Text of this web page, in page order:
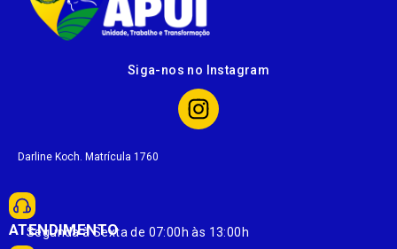
Siga-nos no Instagram
Darline Koch. Matrícula 1760
ATENDIMENTO
Segunda à Sexta de 07:00h às 13:00h